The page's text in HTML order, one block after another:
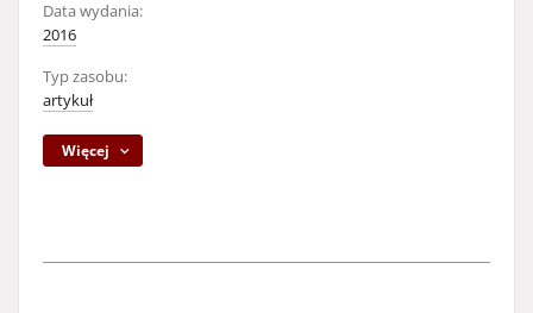
Data wydania:
2016
Typ zasobu:
artykuł
Więcej